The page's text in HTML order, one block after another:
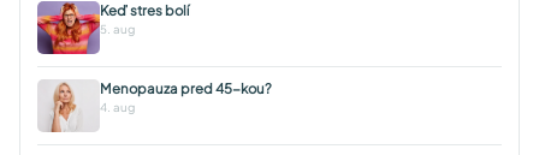
Keď stres bolí
5. aug
Menopauza pred 45-kou?
4. aug